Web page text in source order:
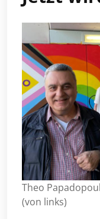
Theo
(von links)